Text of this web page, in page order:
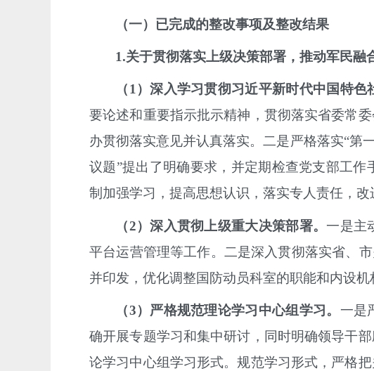
（一）已完成的整改事项及整改结果
1.关于贯彻落实上级决策部署，推动军民融
（1）深入学习贯彻习近平新时代中国特色
要论述和重要指示批示精神，贯彻落实省委常
办贯彻落实意见并认真落实。二是严格落实“第
议题”提出了明确要求，并定期检查党支部工
制加强学习，提高思想认识，落实专人责任，改
（2）深入贯彻上级重大决策部署。 一是主
平台运营管理等工作。二是深入贯彻落实省、
并印发， 优化调整国防动员科室的职能和内设机
（3）严格规范理论学习中心组学习 。 一是
确开展专题学习和集中研讨，同时明确领导干
论学习中心组学习形式。规范学习形式，严格